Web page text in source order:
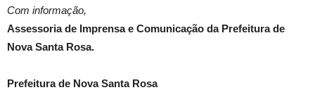
Com informação,
Assessoria de Imprensa e Comunicação da Prefeitura de
Nova Santa Rosa.
Prefeitura de Nova Santa Rosa